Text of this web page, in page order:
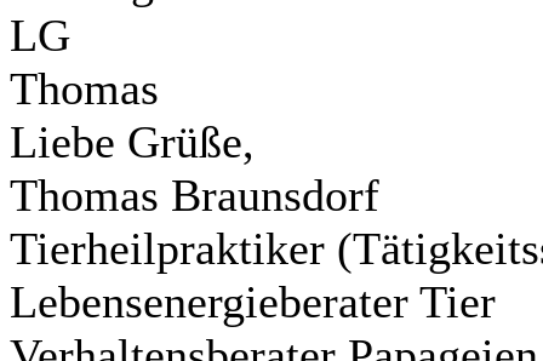
LG
Thomas
Liebe Grüße,
Thomas Braunsdorf
Tierheilpraktiker
Lebensenergieberater Tier